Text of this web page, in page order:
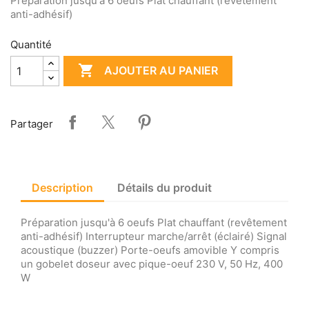
anti-adhésif)
Quantité
 AJOUTER AU PANIER
Partager
Description Détails du produit
Préparation jusqu'à 6 oeufs Plat chauffant (revêtement
anti-adhésif) Interrupteur marche/arrêt (éclairé) Signal
acoustique (buzzer) Porte-oeufs amovible Y compris
un gobelet doseur avec pique-oeuf 230 V, 50 Hz, 400
W